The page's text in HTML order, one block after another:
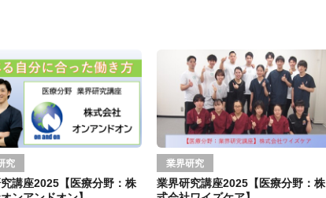
究
講座2025【医療分野：株
業界研究
業界研究講座2025【医療分野：株